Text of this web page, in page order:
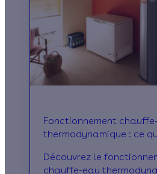
Fonctionnement
thermodynamique : ce
Découvrez le
chauffe-eau